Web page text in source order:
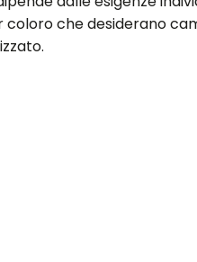
coloro che desiderano